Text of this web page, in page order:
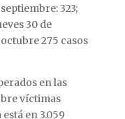
323;
30 de
275 casos
en las
víctimas
en 3.059